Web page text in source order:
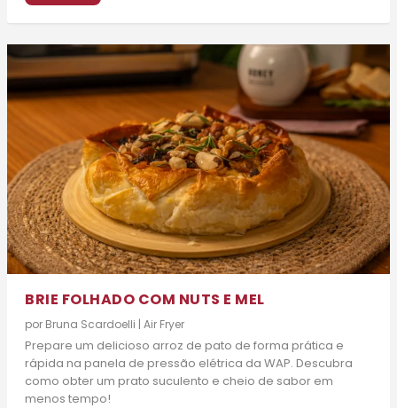
BRIE FOLHADO COM NUTS E MEL
por Bruna Scardoelli | Air Fryer
Prepare um delicioso arroz de pato de forma prática e
rápida na panela de pressão elétrica da WAP. Descubra
como obter um prato suculento e cheio de sabor em
menos tempo!